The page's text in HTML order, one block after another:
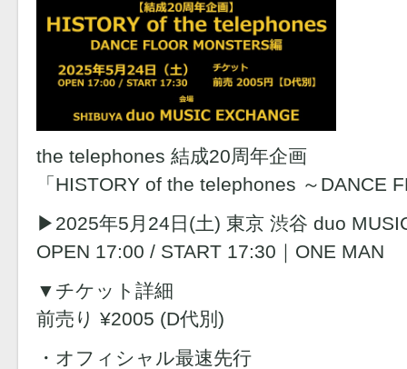
the telephones 結成20周年企画
「HISTORY of the telephones ～DANCE
▶︎2025年5月24日(土) 東京 渋谷 duo
OPEN 17:00 / START 17:30｜ONE MAN
▼チケット詳細
前売り ¥2005 (D代別)
・オフィシャル最速先行